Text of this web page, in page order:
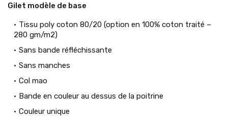
Gilet modèle de base
Tissu poly coton 80/20 (option en 100% coton traité –
280 gm/m2)
Sans bande réfléchissante
Sans manches
Col mao
Bande en couleur au dessus de la poitrine
Couleur unique